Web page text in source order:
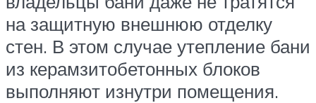
на защитную внешнюю отделку
стен. В этом случае утепление бани
из керамзитобетонных блоков
выполняют изнутри помещения.